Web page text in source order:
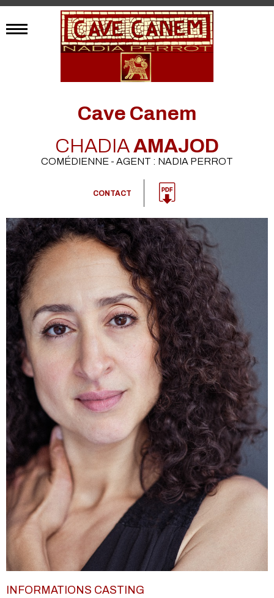
Cave Canem
CHADIAAMAJOD
COMÉDIENNE - AGENT : NADIA PERROT
CONTACT
INFORMATIONS CASTING